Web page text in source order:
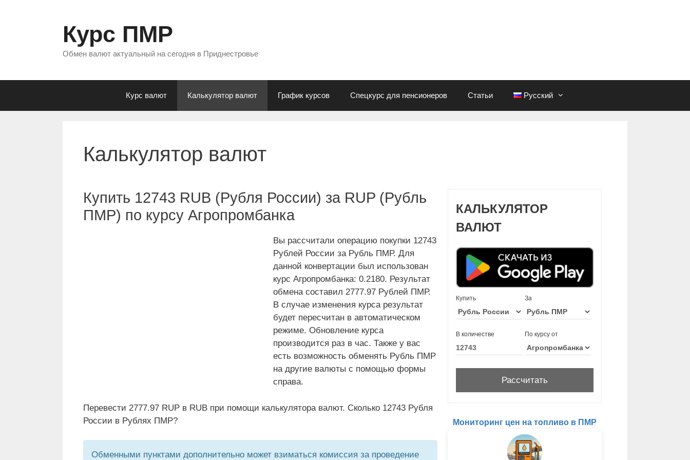
Курс ПМР
Обмен валют актуальный на сегодня в Приднестровье
Курс валют Калькулятор валют График курсов Спецкурс для пенсионеров Статьи Русский
Калькулятор валют
Купить 12743 RUB (Рубля России) за RUP (Рубль
ПМР) по курсу Агропромбанка
Вы рассчитали операцию покупки 12743
Рублей России за Рубль ПМР. Для
данной конвертации был использован
курс Агропромбанка: 0.2180. Результат
обмена составил 2777.97 Рублей ПМР.
В случае изменения курса результат
будет пересчитан в автоматическом
режиме. Обновление курса
производится раз в час. Также у вас
есть возможность обменять Рубль ПМР
на другие валюты с помощью формы
справа.
Перевести 2777.97 RUP в RUB при помощи калькулятора валют. Сколько 12743 Рубля
России в Рублях ПМР?
Обменными пунктами дополнительно может взиматься комиссия за проведение
КАЛЬКУЛЯТОР
ВАЛЮТ
Купить За
В количестве По курсу от
Мониторинг цен на топливо в ПМР